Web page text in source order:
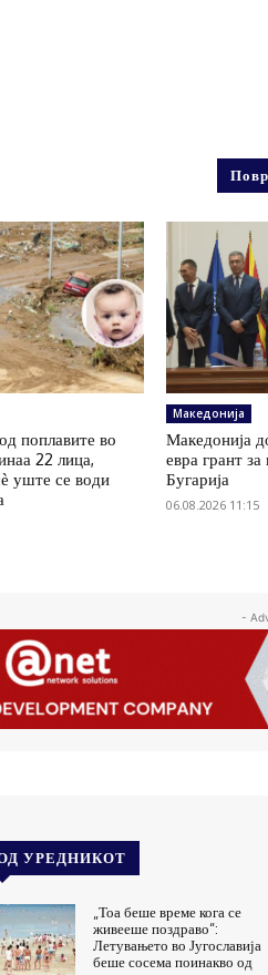
поплавите во
22 лица,
уште се води
Македонија
Македонија
евра грант за
Бугарија
06.08.2026 11:15
-
УРЕДНИКОТ
„Тоа беше време кога се
живееше поздраво“:
Летувањето во Југославија
беше сосема поинакво од